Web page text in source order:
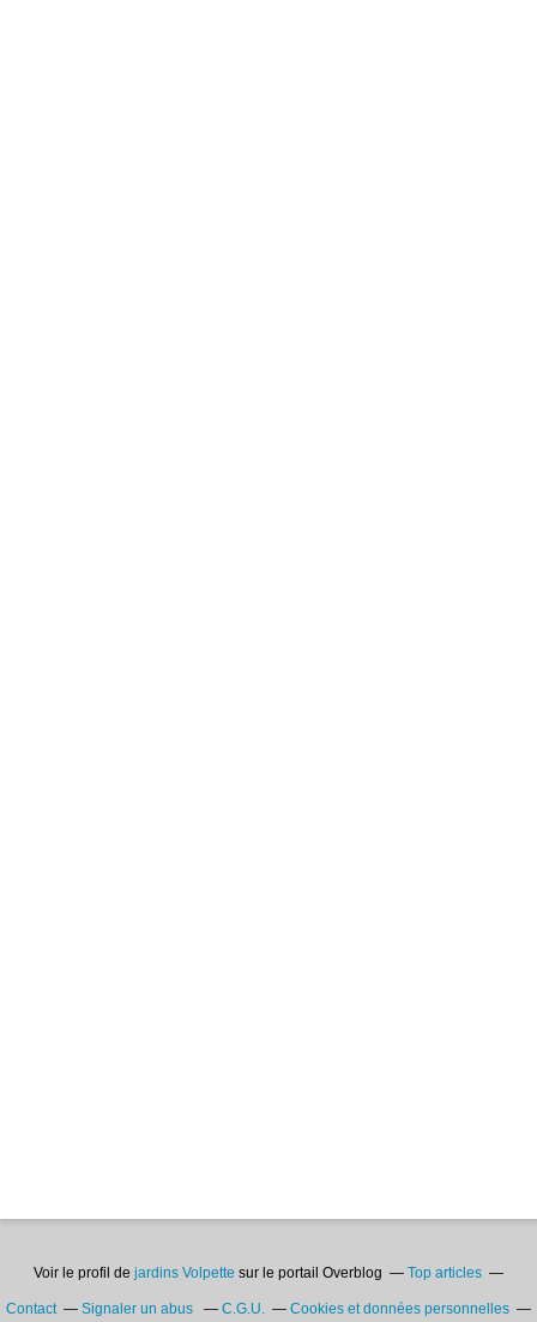
Voir le profil de jardins Volpette sur le portail Overblog Top articles
Contact Signaler un abus C.G.U. Cookies et données personnelles